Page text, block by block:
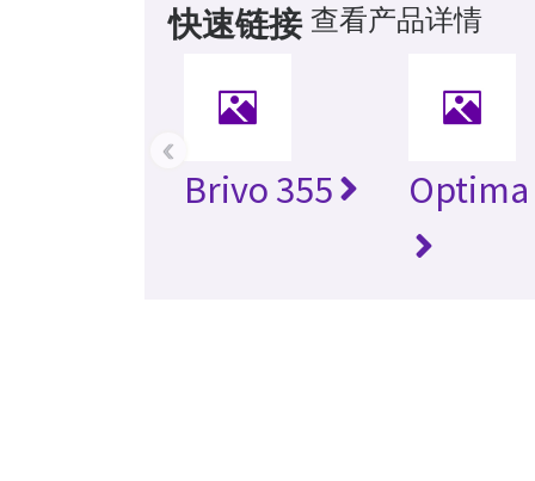
快速链接 查看产品详情
Brivo 355 Optima
‹